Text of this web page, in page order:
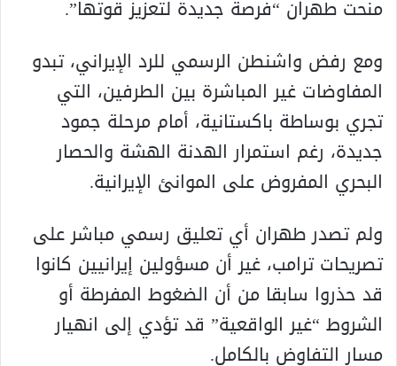
منحت طهران “فرصة جديدة لتعزيز قوتها”.
ومع رفض واشنطن الرسمي للرد الإيراني، تبدو
المفاوضات غير المباشرة بين الطرفين، التي
تجري بوساطة باكستانية، أمام مرحلة جمود
جديدة، رغم استمرار الهدنة الهشة والحصار
البحري المفروض على الموانئ الإيرانية.
ولم تصدر طهران أي تعليق رسمي مباشر على
تصريحات ترامب، غير أن مسؤولين إيرانيين كانوا
قد حذروا سابقا من أن الضغوط المفرطة أو
الشروط “غير الواقعية” قد تؤدي إلى انهيار
مسار التفاوض بالكامل.